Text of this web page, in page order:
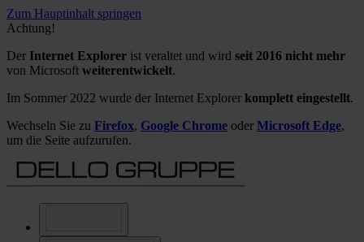
Zum Hauptinhalt springen
Achtung!
Der Internet Explorer ist veraltet und wird seit 2016 nicht mehr
von Microsoft weiterentwickelt.
Im Sommer 2022 wurde der Internet Explorer komplett eingestellt.
Wechseln Sie zu Firefox, Google Chrome oder Microsoft Edge,
um die Seite aufzurufen.